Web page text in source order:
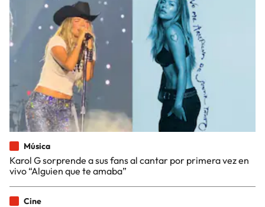
Música
Karol G sorprende a sus fans al cantar por primera vez en
vivo “Alguien que te amaba”
Cine